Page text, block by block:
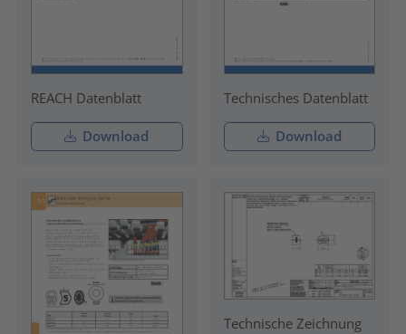
REACH Datenblatt
Download
Technisches Datenblatt
Download
Technische Zeichnung